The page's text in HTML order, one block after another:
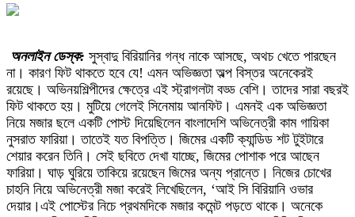
অনলাইন ডেস্ক: সুস্বাদু বিরিয়ানির গন্ধ নাকে আসছে, অথচ খেতে পারছেন
না। কারণ ফিট থাকতে হবে যে! এমন অভিজ্ঞতা অল্প বিস্তর অনেকেরই
রয়েছে। অভিনয়শিল্পীদের ক্ষেত্রে এই স্ট্রাগলটা বড্ড বেশি। তাদের সারা বছরই
ফিট থাকতে হয়। মুটিয়ে গেলেই সিনেমায় আনফিট। এমনই এক অভিজ্ঞতা
নিয়ে মজার ছলে একটি পোস্ট দিয়েছিলেন বাংলাদেশি অভিনেত্রী কাম গায়িকা
নুসরাত ফারিয়া। তাতেই যত বিপত্তি। জিমের একটি ক্যান্ডিড শট টুইটারে
শেয়ার করেন তিনি। সেই ছবিতে দেখা যাচ্ছে, জিমের পোশাক পরে আছেন
ফারিয়া। ঘাড় ঘুরিয়ে তাকিয়ে রয়েছেন জিমের অন্য প্রান্তে। নিজের চোখের
চাহনি নিয়ে অভিনেত্রী মজা করেই লিখেছিলেন, ‘আই সি বিরিয়ানি ওভার
দেয়ার।এই পোস্টের নিচে প্রথমদিকে মজার কমেন্ট পড়তে থাকে। অনেকে